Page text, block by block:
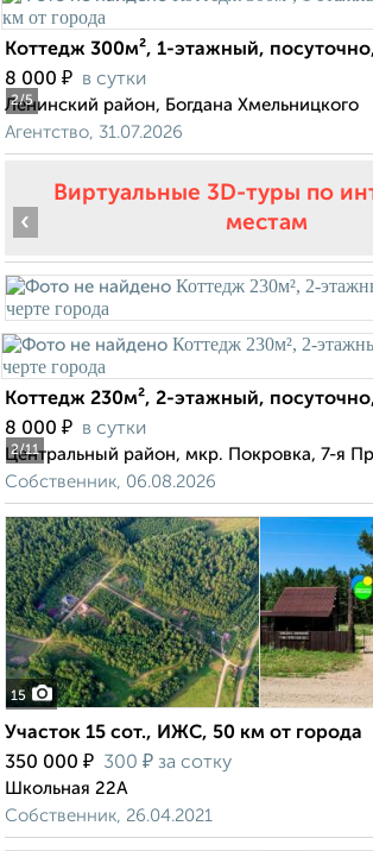
2/5
Коттедж 300м², 1-этажный,
8 000 ₽ в сутки
Ленинский район, Богдана Хмельницкого
Агентство, 31.07.2026
Виртуальные 3D-туры по
местам
2/11
‹
Коттедж 230м², 2-этажный,
8 000 ₽ в сутки
Центральный район, мкр. Покровка, 7-я
Собственник, 06.08.2026
15
Участок 15 сот., ИЖС, 50 км от города
350 000 ₽ 300 ₽ за сотку
Школьная 22А
Собственник, 26.04.2021